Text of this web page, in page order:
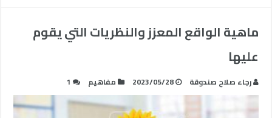
ماهية الواقع المعزز والنظريات التي يقوم
عليها
رجاء صلاح صندوقة 2023/05/28 مفاهيم 1